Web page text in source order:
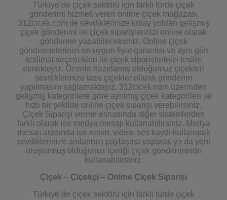
Türkiye’de çiçek sektörü için farklı türde çiçek
gönderimi hizmeti veren online çiçek mağazası
312cicek.com ile sevdiklerinize kolay yoldan gelişmiş
çiçek gönderimi ile çiçek siparişlerinizi online olarak
gönderme yapabileceksiniz. Online çiçek
göndermelerinizi en uygun fiyat garantisi ve aynı gün
teslimat seçenekleri ile çiçek siparişlerinizi teslim
etmekteyiz. Özenle hazırlamış olduğumuz çiçekleri
sevdiklerinize taze çiçekler olarak gönderim
yapılmasını sağlamaktayız. 312cicek.com üzerinden
gelişmiş kategorilere göre ayrılmış çiçek kategorileri ile
hızlı bir şekilde online çiçek siparişi verebilirsiniz.
Çiçek Siparişi verme esnasında diğer sistemlerden
farklı olarak ise medya mesajı kullanabilirsiniz. Medya
mesajı arasında ise resim, video, ses kaydı kullanarak
sevdiklerinize anılarınızı paylaşma yaparak ya da yeni
oluşturmuş olduğunuz içeriği çiçek gönderiminde
kullanabilirsiniz.
Çiçek – Çiçekçi – Online Çiçek Siparişi
Türkiye’de çiçek sektörü için farklı türde çiçek